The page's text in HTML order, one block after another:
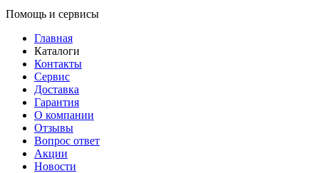
Помощь и сервисы
Главная
Каталоги
Контакты
Сервис
Доставка
Гарантия
О компании
Отзывы
Вопрос ответ
Акции
Новости